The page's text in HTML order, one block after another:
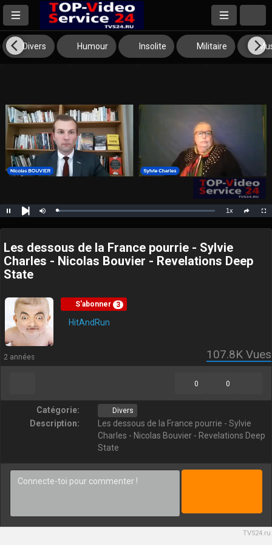
Divers Humour Insolite Militaire
Pause
Next
Mute Loaded:
2.07%
1xPlayback
Rate
Les dessous de la France pourrie - Sylvie
Charles - Nicolas Bouvier - Revelations Deep
State
S'abonner 3
HitAndRun
2 années 107.8K Vues
0
0
Catégorie: Divers
Description:
Les dessous de la France pourrie - Sylvie
Charles - Nicolas Bouvier - Revelations Deep
State
TVS24.ru